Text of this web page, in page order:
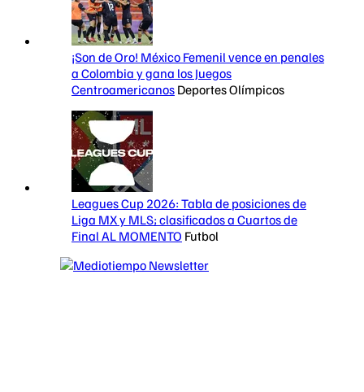
¡Son de Oro! México Femenil vence en penales
a Colombia y gana los Juegos
Centroamericanos Deportes Olímpicos
Leagues Cup 2026: Tabla de posiciones de
Liga MX y MLS; clasificados a Cuartos de
Final AL MOMENTO Futbol